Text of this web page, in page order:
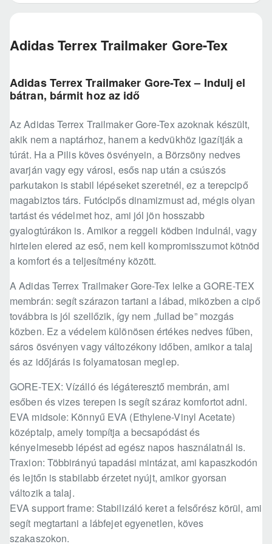
Adidas Terrex Trailmaker Gore-Tex
Adidas Terrex Trailmaker Gore-Tex – Indulj el
bátran, bármit hoz az idő
Az Adidas Terrex Trailmaker Gore-Tex azoknak készült,
akik nem a naptárhoz, hanem a kedvükhöz igazítják a
túrát. Ha a Pilis köves ösvényein, a Börzsöny nedves
avarján vagy egy városi, esős nap után a csúszós
parkutakon is stabil lépéseket szeretnél, ez a terepcipő
magabiztos társ. Futócipős dinamizmust ad, mégis olyan
tartást és védelmet hoz, ami jól jön hosszabb
gyalogtúrákon is. Amikor a reggeli ködben indulnál, vagy
hirtelen elered az eső, nem kell kompromisszumot kötnöd
a komfort és a teljesítmény között.
A Adidas Terrex Trailmaker Gore-Tex lelke a GORE-TEX
membrán: segít szárazon tartani a lábad, miközben a cipő
továbbra is jól szellőzik, így nem „fullad be” mozgás
közben. Ez a védelem különösen értékes nedves fűben,
sáros ösvényen vagy változékony időben, amikor a talaj
és az időjárás is folyamatosan meglep.
GORE-TEX: Vízálló és légáteresztő membrán, ami
esőben és vizes terepen is segít száraz komfortot adni.
EVA midsole: Könnyű EVA (Ethylene-Vinyl Acetate)
középtalp, amely tompítja a becsapódást és
kényelmesebb lépést ad egész napos használatnál is.
Traxion: Többirányú tapadási mintázat, ami kapaszkodón
és lejtőn is stabilabb érzetet nyújt, amikor gyorsan
változik a talaj.
EVA support frame: Stabilizáló keret a felsőrész körül, ami
segít megtartani a lábfejet egyenetlen, köves
szakaszokon.